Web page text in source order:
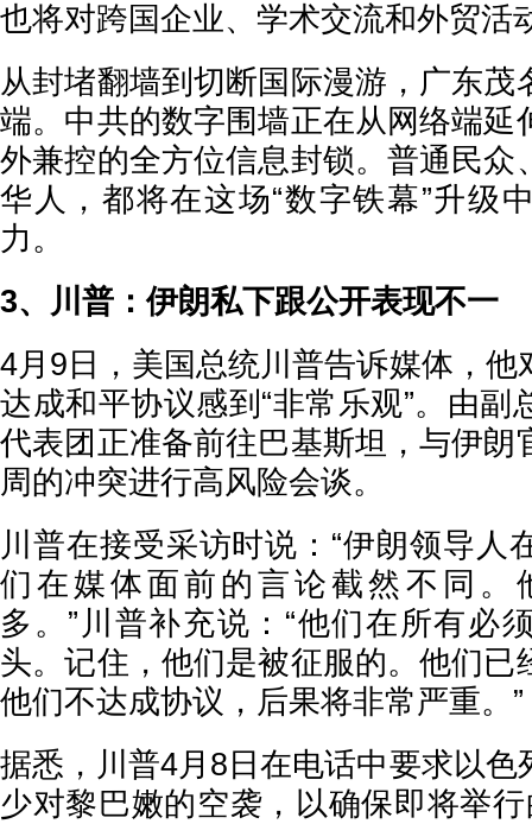
也将对跨国企业、学术交流和外贸活
从封堵翻墙到切断国际漫游，广东茂
端。中共的数字围墙正在从网络端延
外兼控的全方位信息封锁。普通民众
华人，都将在这场“数字铁幕”升级
力。
3、川普：伊朗私下跟公开表现不一
4月9日，美国总统川普告诉媒体，他
达成和平协议感到“非常乐观”。由副
代表团正准备前往巴基斯坦，与伊朗
周的冲突进行高风险会谈。
川普在接受采访时说：“伊朗领导人
们在媒体面前的言论截然不同。
多。”川普补充说：“他们在所有必
头。记住，他们是被征服的。他们已
他们不达成协议，后果将非常严重。”
据悉，川普4月8日在电话中要求以色
少对黎巴嫩的空袭，以确保即将举